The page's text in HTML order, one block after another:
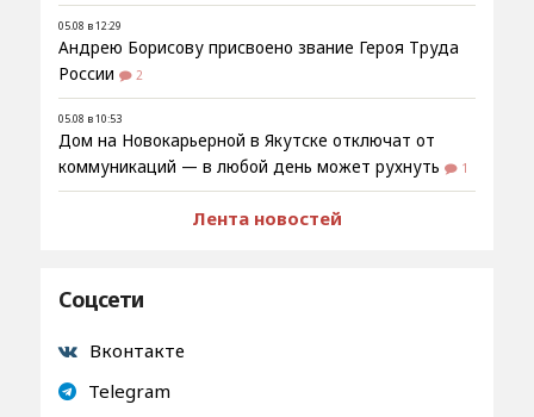
05.08 в 12:29
Андрею Борисову присвоено звание Героя Труда
России
2
05.08 в 10:53
Дом на Новокарьерной в Якутске отключат от
коммуникаций — в любой день может рухнуть
1
Лента новостей
Соцсети
Вконтакте
Telegram